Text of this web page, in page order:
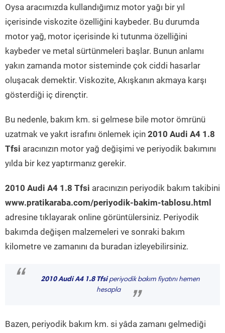
Oysa aracımızda kullandığımız motor yağı bir yıl
içerisinde viskozite özelliğini kaybeder. Bu durumda
motor yağ, motor içerisinde ki tutunma özelliğini
kaybeder ve metal sürtünmeleri başlar. Bunun anlamı
yakın zamanda motor sisteminde çok ciddi hasarlar
oluşacak demektir. Viskozite, Akışkanın akmaya karşı
gösterdiği iç dirençtir.
Bu nedenle, bakım km. si gelmese bile motor ömrünü
uzatmak ve yakıt israfını önlemek için 2010 Audi A4 1.8
Tfsi aracınızın motor yağ değişimi ve periyodik bakımını
yılda bir kez yaptırmanız gerekir.
2010 Audi A4 1.8 Tfsi aracınızın periyodik bakım takibini
www.pratikaraba.com/periyodik-bakim-tablosu.html
adresine tıklayarak online görüntülersiniz. Periyodik
bakımda değişen malzemeleri ve sonraki bakım
kilometre ve zamanını da buradan izleyebilirsiniz.
“ 2010 Audi A4 1.8 Tfsiperiyodik bakım fiyatını hemen
hesapla
”
Bazen, periyodik bakım km. si yâda zamanı gelmediği